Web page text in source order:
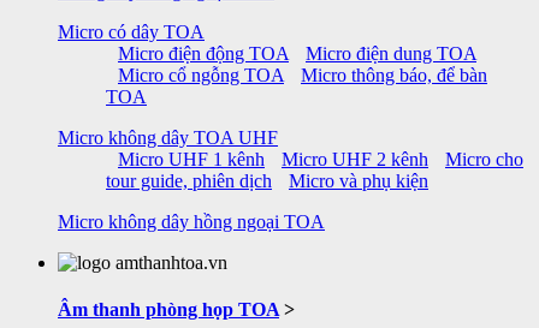
Micro có dây TOA
Micro điện động TOA
Micro điện dung TOA
Micro cổ ngỗng TOA
Micro thông báo, để bàn
TOA
Micro không dây TOA UHF
Micro UHF 1 kênh
Micro UHF 2 kênh
Micro cho
tour guide, phiên dịch
Micro và phụ kiện
Micro không dây hồng ngoại TOA
Âm thanh phòng họp TOA >